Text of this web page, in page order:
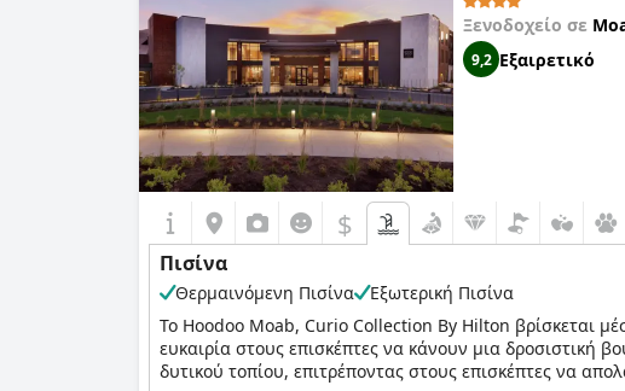
Ξενοδοχείο σε
9,2 Εξαιρετικό
$
Πισίνα
Θερμαινόμενη Πισίνα
Εξωτερική Πισίνα
Το Hoodoo Moab, Curio Collection By Hilton βρίσκεται
ευκαιρία στους επισκέπτες να κάνουν μια δροσιστική
δυτικού τοπίου, επιτρέποντας στους επισκέπτες να